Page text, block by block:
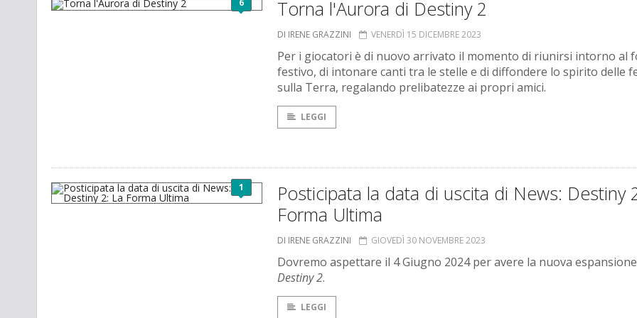
6 Torna l'Aurora di Destiny 2
DI IRENE GRAZZINI VENERDÌ 15 DICEMBRE 2023
Per i giocatori è di nuovo arrivato il momento di riunirsi intorno al
festivo, di intonare canti tra le stelle e di diffondere lo spirito delle
sulla Terra, regalando prelibatezze ai propri amici.
LEGGI
1
Posticipata la data di uscita di News: Destiny
Forma Ultima
DI IRENE GRAZZINI GIOVEDÌ 30 NOVEMBRE 2023
Dovremo aspettare il 4 Giugno 2024 per avere la nuova
Destiny 2.
LEGGI